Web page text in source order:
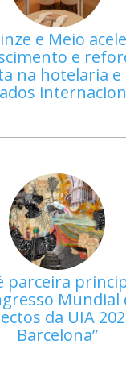
e Meio
e
na hotelaria e
parceira
Mundial
da UIA
Barcelona